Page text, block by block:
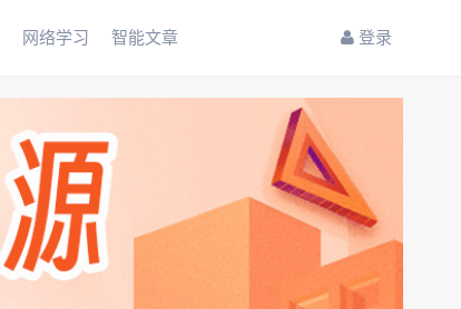
网络学习 智能文章 登录